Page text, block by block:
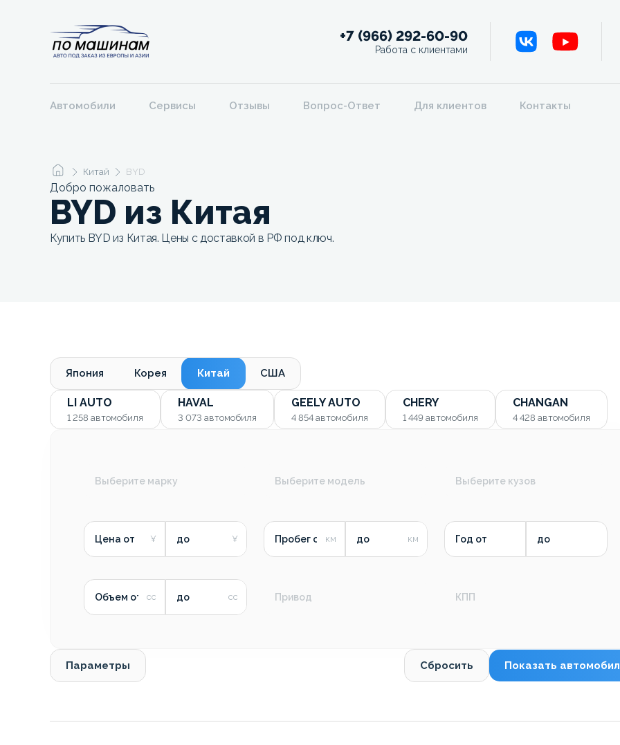
+7 (966) 292-60-90
Работа с клиентами
Автомобили Сервисы Отзывы Вопрос-Ответ Для клиентов Контакты
Китай BYD
Добро пожаловать
BYD из Китая
Купить BYD из Китая. Цены с доставкой в РФ под ключ.
Япония Корея Китай США
LI AUTO
1 258 автомобиля
HAVAL
3 073 автомобиля
GEELY AUTO
4 854 автомобиля
CHERY
1 449 автомобиля
CHANGAN
4 428 автомобиля
Выберите марку Выберите модель Выберите кузов
Цена от до Пробег от до Год от до
Объем от до Привод КПП
Параметры Сбросить Показать